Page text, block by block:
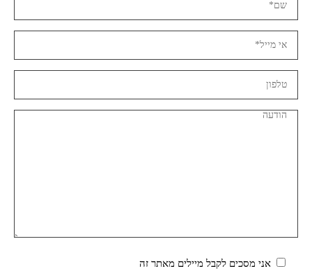
אני מסכים לקבל מיילים מאתר זה